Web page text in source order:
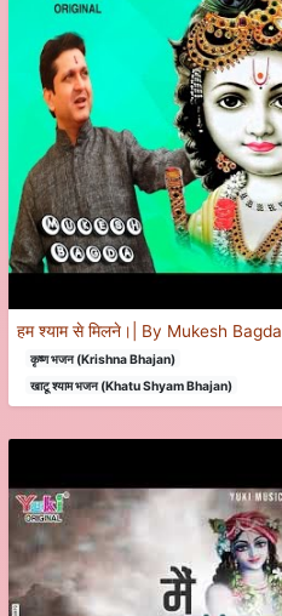
हम श्याम से मिलने।| By Mukesh Bagda
कृष्ण भजन (Krishna Bhajan)
खाटू श्याम भजन (Khatu Shyam Bhajan)